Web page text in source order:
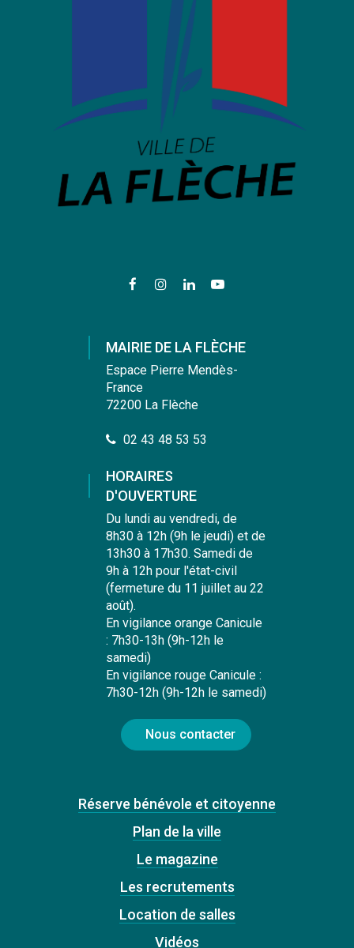
Lien
compte
Lien
compte
Lien
compte
chaîne
MAIRIE DE LA FLÈCHE
Espace Pierre Mendès-
France
72200 La Flèche
02 43 48 53 53
HORAIRES
D'OUVERTURE
Du lundi au vendredi, de
8h30 à 12h (9h le jeudi) et de
13h30 à 17h30. Samedi de
9h à 12h pour l'état-civil
(fermeture du 11 juillet au 22
août).
En vigilance orange Canicule
: 7h30-13h (9h-12h le
samedi)
En vigilance rouge Canicule :
7h30-12h (9h-12h le samedi)
Nous contacter
Réserve bénévole et citoyenne
Plan de la ville
Le magazine
Les recrutements
Location de salles
Vidéos